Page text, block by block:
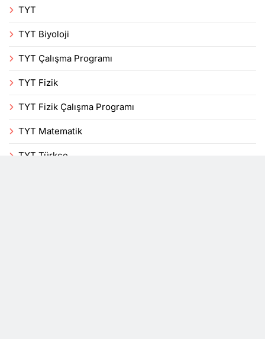
TYT
TYT Biyoloji
TYT Çalışma Programı
TYT Fizik
TYT Fizik Çalışma Programı
TYT Matematik
TYT Türkçe